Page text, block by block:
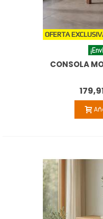
OFERTA
CONSOLA